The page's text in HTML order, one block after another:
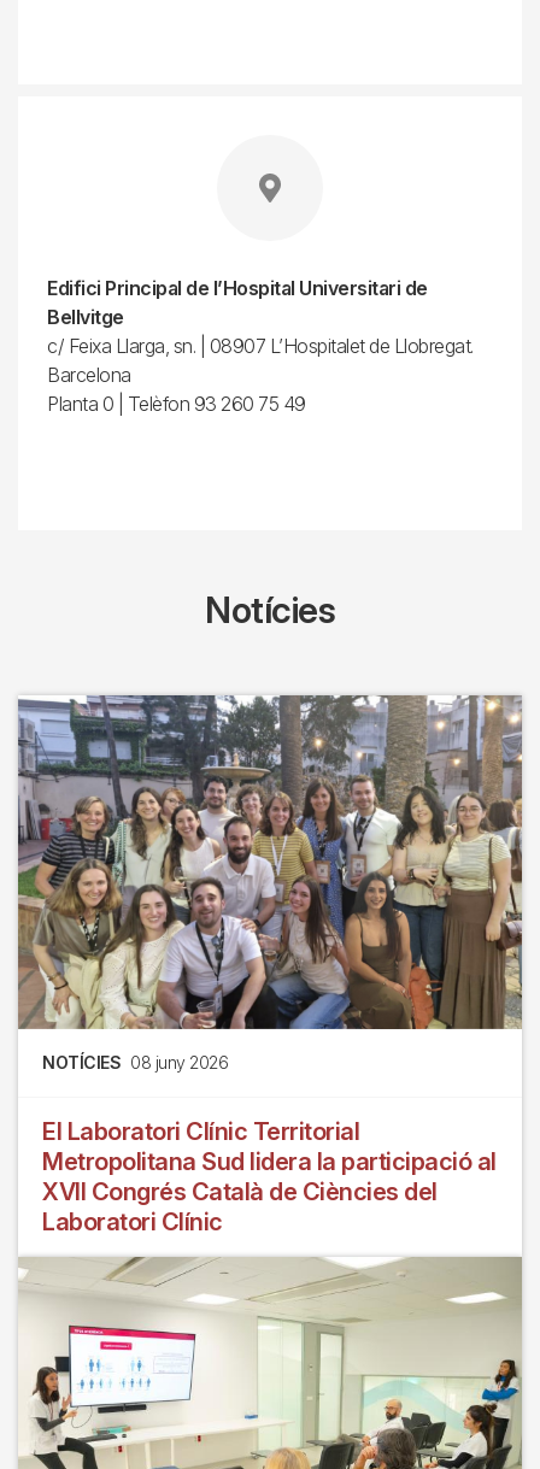
Edifici Principal de l’Hospital Universitari de
Bellvitge
c/ Feixa Llarga, sn. | 08907 L’Hospitalet de Llobregat.
Barcelona
Planta 0 | Telèfon 93 260 75 49
Notícies
NOTÍCIES 08 juny 2026
El Laboratori Clínic Territorial
Metropolitana Sud lidera la participació al
XVII Congrés Català de Ciències del
Laboratori Clínic